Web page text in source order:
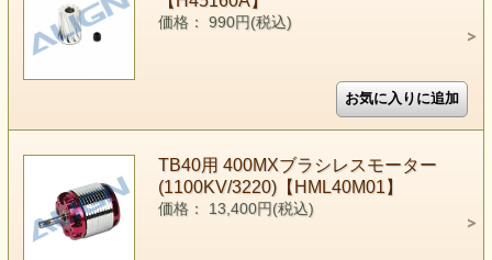
価格： 990円(税込)
TB40用 400MXブラシレスモーター
(1100KV/3220)【HML40M01】
価格： 13,400円(税込)